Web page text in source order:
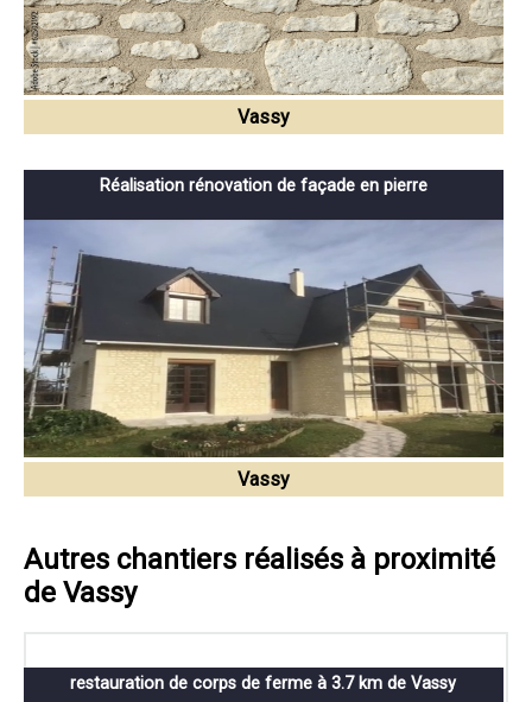
Vassy
Réalisation rénovation de façade en pierre
Vassy
Autres chantiers réalisés à proximité
de Vassy
restauration de corps de ferme à 3.7 km de Vassy